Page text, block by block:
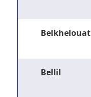
Belkhelouat
Bellil